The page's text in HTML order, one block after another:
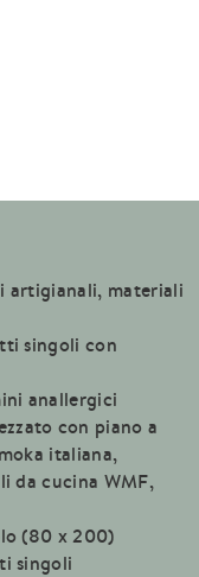
artigianali, materiali
singoli con
anallergici
con piano a
italiana,
da cucina WMF,
(80 x 200)
singoli